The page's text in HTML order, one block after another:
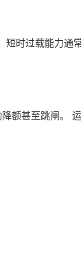
短时过载能力通
额甚至跳闸。